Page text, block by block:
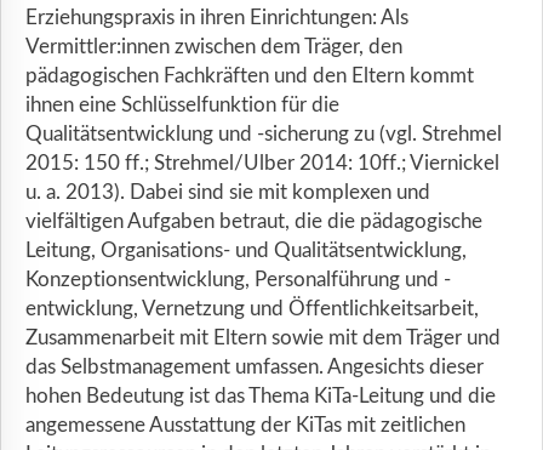
Erziehungspraxis in ihren Einrichtungen: Als
Vermittler:innen zwischen dem Träger, den
pädagogischen Fachkräften und den Eltern kommt
ihnen eine Schlüsselfunktion für die
Qualitätsentwicklung und -sicherung zu (vgl. Strehmel
2015: 150 ff.; Strehmel/Ulber 2014: 10ff.; Viernickel
u. a. 2013). Dabei sind sie mit komplexen und
vielfältigen Aufgaben betraut, die die pädagogische
Leitung, Organisations- und Qualitätsentwicklung,
Konzeptionsentwicklung, Personalführung und -
entwicklung, Vernetzung und Öffentlichkeitsarbeit,
Zusammenarbeit mit Eltern sowie mit dem Träger und
das Selbstmanagement umfassen. Angesichts dieser
hohen Bedeutung ist das Thema KiTa-Leitung und die
angemessene Ausstattung der KiTas mit zeitlichen